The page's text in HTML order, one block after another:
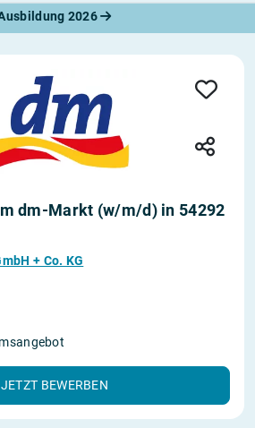
2026
dm-Markt (w/m/d) in 54292
+ Co. KG
JETZT BEWERBEN